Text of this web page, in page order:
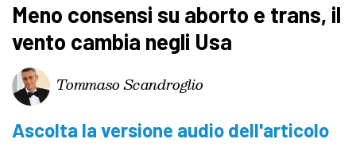
Meno consensi su aborto e trans, il
vento cambia negli Usa
Tommaso Scandroglio
Ascolta la versione audio dell'articolo